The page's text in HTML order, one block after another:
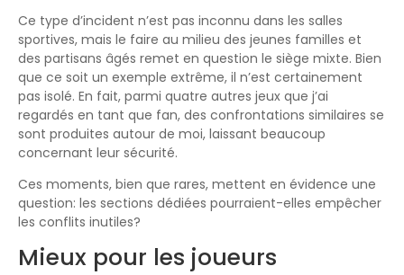
Ce type d’incident n’est pas inconnu dans les salles
sportives, mais le faire au milieu des jeunes familles et
des partisans âgés remet en question le siège mixte. Bien
que ce soit un exemple extrême, il n’est certainement
pas isolé. En fait, parmi quatre autres jeux que j’ai
regardés en tant que fan, des confrontations similaires se
sont produites autour de moi, laissant beaucoup
concernant leur sécurité.
Ces moments, bien que rares, mettent en évidence une
question: les sections dédiées pourraient-elles empêcher
les conflits inutiles?
Mieux pour les joueurs